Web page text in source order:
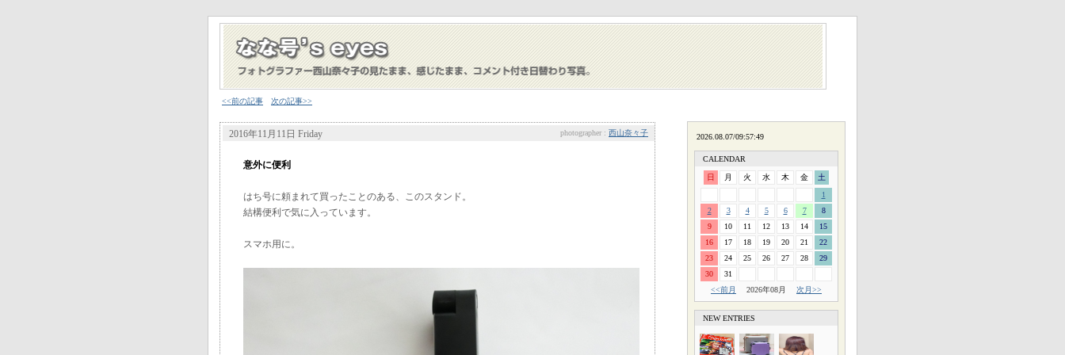
<<前の記事 次の記事>>
2016年11月11日 Friday photographer : 西山奈々子
意外に便利
はち号に頼まれて買ったことのある、このスタンド。
結構便利で気に入っています。
スマホ用に。
CALENDAR
日 月 火 水 木 金
土
1
2
3 4 5 6 7
8
9
10 11 12 13 14
15
16
17 18 19 20 21
22
23
24 25 26 27 28
29
30
31
<<前月
2026年08月 次月>>
NEW ENTRIES